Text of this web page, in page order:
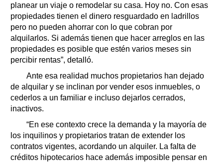
planear un viaje o remodelar su casa. Hoy no. Con esas
propiedades tienen el dinero resguardado en ladrillos
pero no pueden ahorrar con lo que cobran por
alquilarlos. Si además tienen que hacer arreglos en las
propiedades es posible que estén varios meses sin
percibir rentas”, detalló.
Ante esa realidad muchos propietarios han dejado
de alquilar y se inclinan por vender esos inmuebles, o
cederlos a un familiar e incluso dejarlos cerrados,
inactivos.
“En ese contexto crece la demanda y la mayoría de
los inquilinos y propietarios tratan de extender los
contratos vigentes, acordando un alquiler. La falta de
créditos hipotecarios hace además imposible pensar en